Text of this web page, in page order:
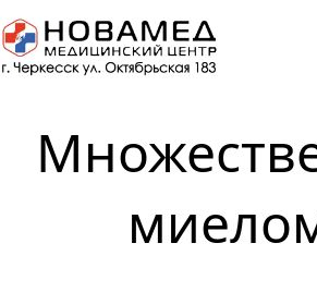
Задать вопрос
Успешно
Мы свяжемся с вами в
Неудача
Некорректно введен
Неудача
Отклонена капча
Неудача
Не введено имя или
Неудача
Не принято